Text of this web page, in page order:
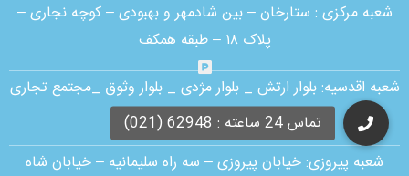
شعبه مرکزی : ستارخان – بین شادمهر و بهبودی – کوچه نجاری –
پلاک ۱۸ – طبقه همکف
شعبه اقدسیه:بلوار ارتش _ بلوار مژدی _ بلوار وثوق _مجتمع تجاری
آمال _ طبقه G1 _ واحد 30
شعبه پیروزی: خیابان پیروزی – سه راه سلیمانیه – خیابان شاه